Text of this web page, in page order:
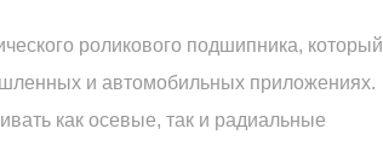
роликового подшипника, который
и автомобильных приложениях.
как осевые, так и радиальные